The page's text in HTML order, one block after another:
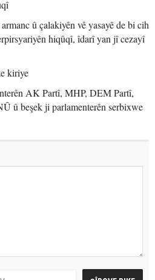
û çalakiyên vê yasayê de bi cih
hiqûqî, îdarî yan jî cezayî
kiriye
AK Partî, MHP, DEM Partî,
û beşek ji parlamenterên serbixwe